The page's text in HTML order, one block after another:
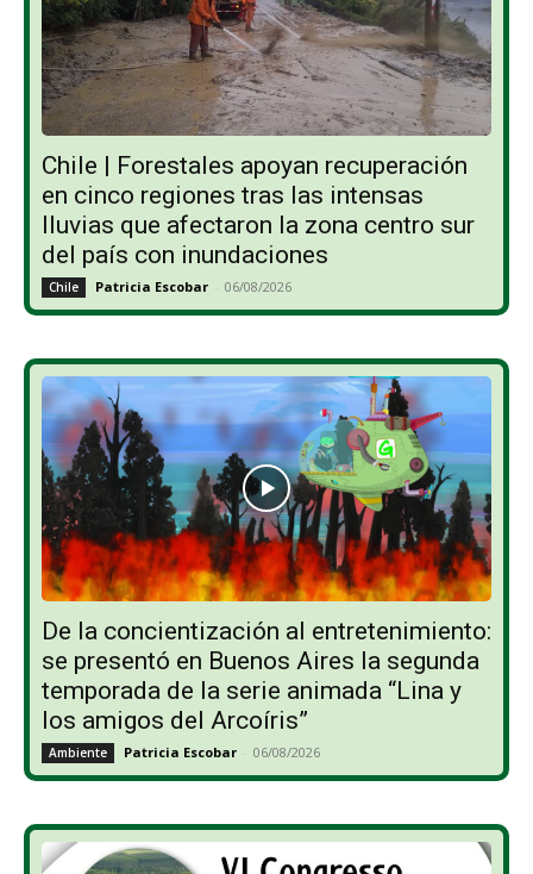
Chile | Forestales apoyan recuperación
en cinco regiones tras las intensas
lluvias que afectaron la zona centro sur
del país con inundaciones
Chile Patricia Escobar - 06/08/2026
De la concientización al entretenimiento:
se presentó en Buenos Aires la segunda
temporada de la serie animada “Lina y
los amigos del Arcoíris”
Ambiente Patricia Escobar - 06/08/2026